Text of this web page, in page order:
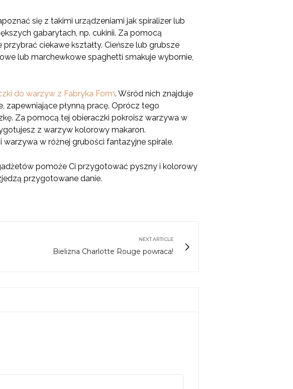
się z takimi urządzeniami jak spiralizer lub
gabarytach, np. cukinii. Za pomocą
ciekawe kształty. Cieńsze lub grubsze
lub marchewkowe spaghetti smakuje wybornie,
do warzyw z Fabryka Form. Wśród nich znajduje
zapewniające płynną pracę. Oprócz tego
Za pomocą tej obieraczki pokroisz warzywa w
z warzyw kolorowy makaron.
w różnej grubości fantazyjne spirale.
pomoże Ci przygotować pyszny i kolorowy
przygotowane danie.
NEXT ARTICLE
Bielizna Charlotte Rouge powraca!